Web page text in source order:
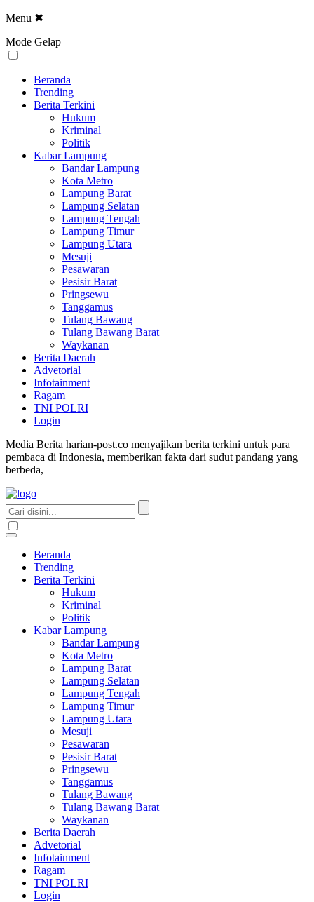
Menu ✖
Mode Gelap
Beranda
Trending
Berita Terkini
Hukum
Kriminal
Politik
Kabar Lampung
Bandar Lampung
Kota Metro
Lampung Barat
Lampung Selatan
Lampung Tengah
Lampung Timur
Lampung Utara
Mesuji
Pesawaran
Pesisir Barat
Pringsewu
Tanggamus
Tulang Bawang
Tulang Bawang Barat
Waykanan
Berita Daerah
Advetorial
Infotainment
Ragam
TNI POLRI
Login
Media Berita harian-post.co menyajikan berita terkini untuk para
pembaca di Indonesia, memberikan fakta dari sudut pandang yang
berbeda,
Beranda
Trending
Berita Terkini
Hukum
Kriminal
Politik
Kabar Lampung
Bandar Lampung
Kota Metro
Lampung Barat
Lampung Selatan
Lampung Tengah
Lampung Timur
Lampung Utara
Mesuji
Pesawaran
Pesisir Barat
Pringsewu
Tanggamus
Tulang Bawang
Tulang Bawang Barat
Waykanan
Berita Daerah
Advetorial
Infotainment
Ragam
TNI POLRI
Login